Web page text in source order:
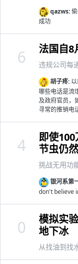
qazws:
成功
法国自8
违规公司每
胡子疼:
哪些电话是流
及政府官员，
寻常的推销电
6
即使
节虫仍
挑战无用功
银河系第
don't believe
4
模拟实
地下冰
从找油到找
0